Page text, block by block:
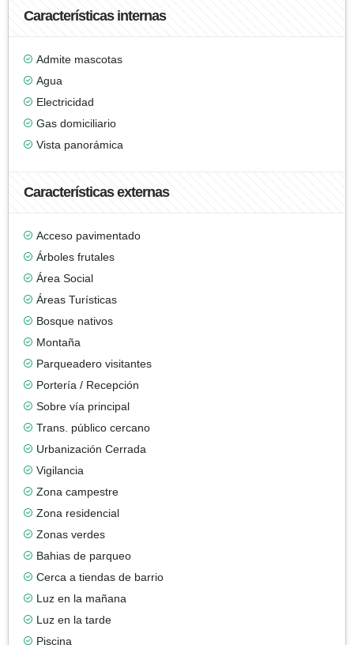
Características internas
Admite mascotas
Agua
Electricidad
Gas domiciliario
Vista panorámica
Características externas
Acceso pavimentado
Árboles frutales
Área Social
Áreas Turísticas
Bosque nativos
Montaña
Parqueadero visitantes
Portería / Recepción
Sobre vía principal
Trans. público cercano
Urbanización Cerrada
Vigilancia
Zona campestre
Zona residencial
Zonas verdes
Bahias de parqueo
Cerca a tiendas de barrio
Luz en la mañana
Luz en la tarde
Piscina